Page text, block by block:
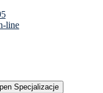
line
Specjalizacje